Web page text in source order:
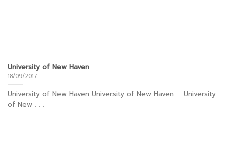
University of New Haven
18/09/2017
University of New Haven University of New Haven University
of New . . .